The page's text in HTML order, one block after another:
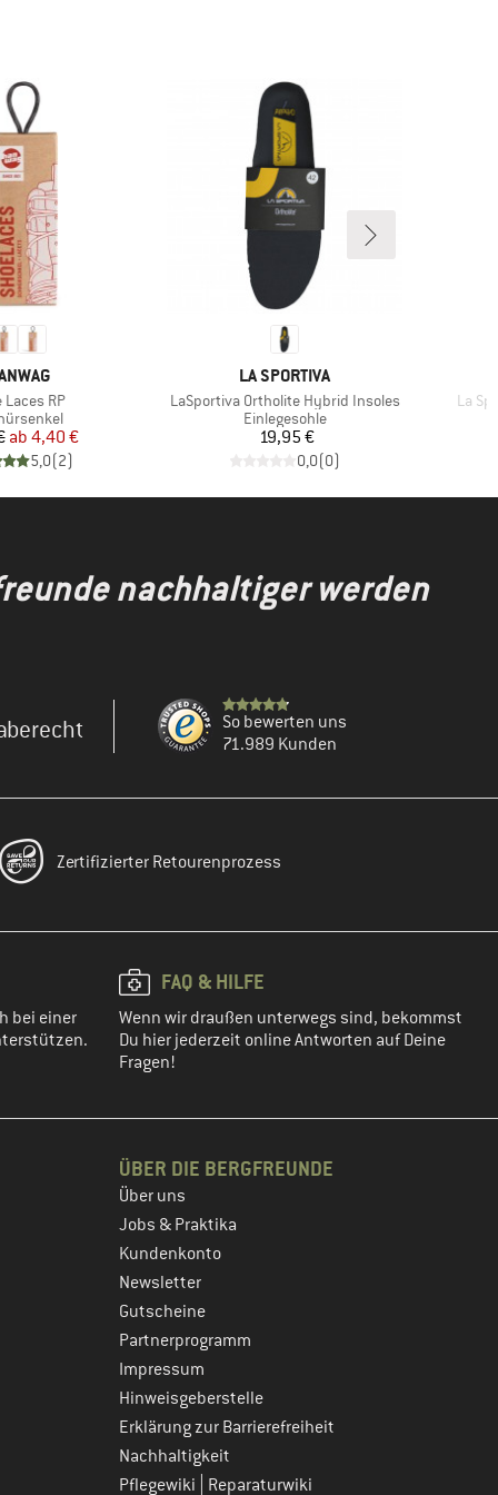
Laces RP
Preis
reduzierter Preis
ab 4,40 €
5,0(2)
MARKE
LA SPORTIVA
Artikel
LaSportiva Ortholite Hybrid Insoles
Produktgruppe
Einlegesohle
Preis
19,95 €
0,0(0)
Artikel
La
nachhaltiger werden
So bewerten uns
71.989 Kunden
Zertifizierter Retourenprozess
bei einer
FAQ & HILFE
Wenn wir draußen unterwegs sind, bekommst
Du hier jederzeit online Antworten auf Deine
Fragen!
ÜBER DIE BERGFREUNDE
Über uns
Jobs & Praktika
Kundenkonto
Newsletter
Gutscheine
Partnerprogramm
Impressum
Hinweisgeberstelle
Erklärung zur Barrierefreiheit
Nachhaltigkeit
Pflegewiki
Reparaturwiki